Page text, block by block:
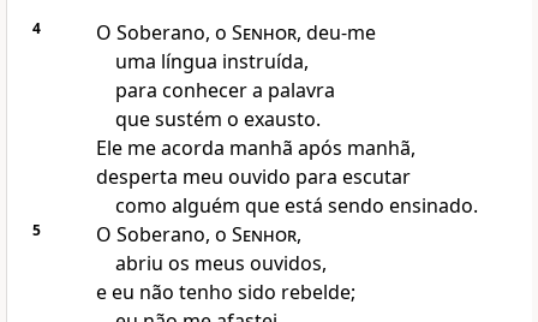
4 O Soberano, o Senhor, deu-me
uma língua instruída,
para conhecer a palavra
que sustém o exausto.
Ele me acorda manhã após manhã,
desperta meu ouvido para escutar
como alguém que está sendo ensinado.
5 O Soberano, o Senhor,
abriu os meus ouvidos,
e eu não tenho sido rebelde;